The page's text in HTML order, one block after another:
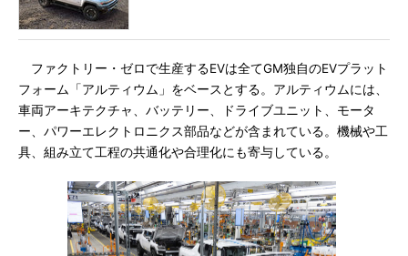
ファクトリー・ゼロで生産するEVは全てGM独自のEVプラット
フォーム「アルティウム」をベースとする。アルティウムには、
車両アーキテクチャ、バッテリー、ドライブユニット、モータ
ー、パワーエレクトロニクス部品などが含まれている。機械や工
具、組み立て工程の共通化や合理化にも寄与している。